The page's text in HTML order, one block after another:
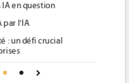
administrative
répondre à...
dans les cordes pour la